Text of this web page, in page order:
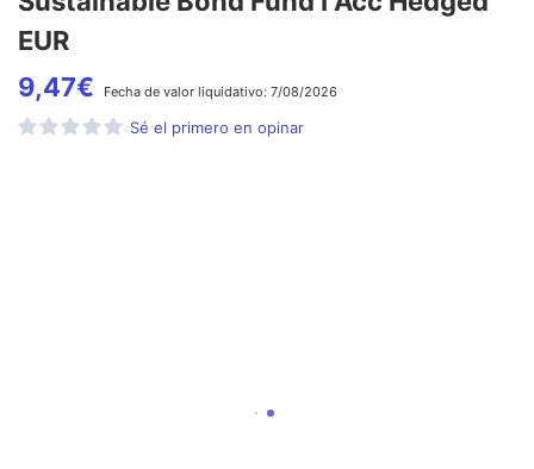
EUR
9,47€ Fecha de valor liquidativo: 7/08/2026
Sé el primero en opinar